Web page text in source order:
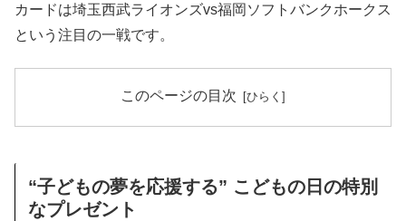
カードは埼玉西武ライオンズvs福岡ソフトバンクホークス
という注目の一戦です。
このページの目次
“子どもの夢を応援する” こどもの日の特別
なプレゼント